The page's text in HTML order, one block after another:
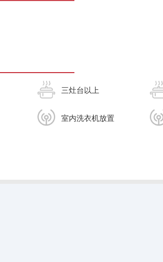
三灶台以上
室内洗衣机放置